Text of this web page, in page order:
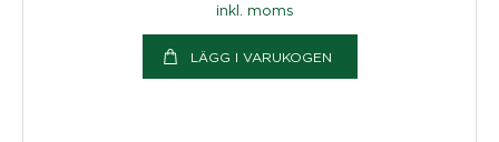
inkl. moms
LÄGG I VARUKOGEN